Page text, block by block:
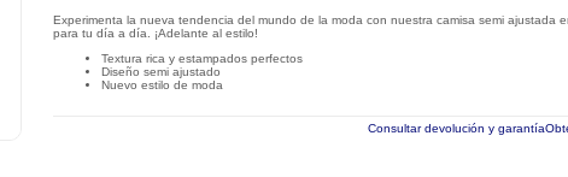
Experimenta la nueva tendencia del mundo de la moda con nuestra camisa semi ajustada
para tu día a día. ¡Adelante al estilo!
Textura rica y estampados perfectos
Diseño semi ajustado
Nuevo estilo de moda
Consultar devolución y garantía